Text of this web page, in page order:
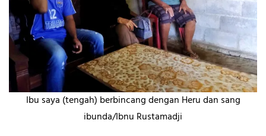
Ibu saya (tengah) berbincang dengan Heru dan sang
ibunda/Ibnu Rustamadji